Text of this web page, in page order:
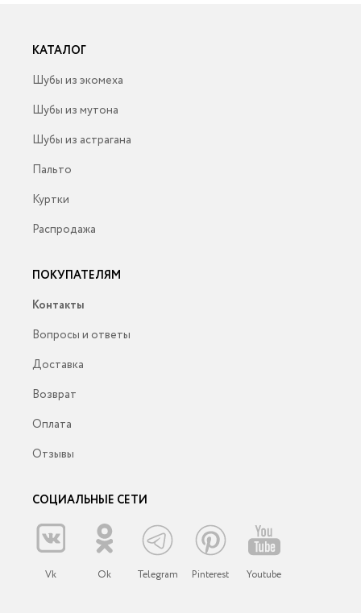
КАТАЛОГ
Шубы из экомеха
Шубы из мутона
Шубы из астрагана
Пальто
Куртки
Распродажа
ПОКУПАТЕЛЯМ
Контакты
Вопросы и ответы
Доставка
Возврат
Оплата
Отзывы
СОЦИАЛЬНЫЕ СЕТИ
Vk Ok Telegram Pinterest Youtube